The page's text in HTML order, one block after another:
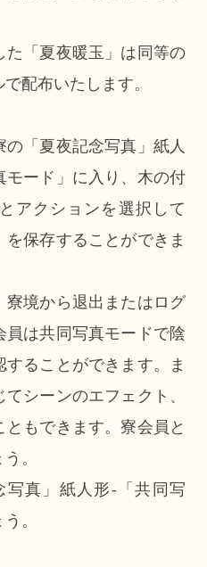
た「夏夜暖玉」は同等の
配布いたします。
「夏夜記念写真」紙人
モード」に入り、木の付
アクションを選択して
を保存することができま
寮境から退出またはログ
員は共同写真モードで陰
ることができます。ま
シーンのエフェクト、
もできます。寮会員と
。
真」紙人形-「共同写
。